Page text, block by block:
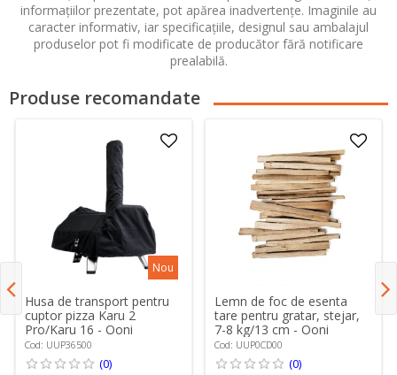
informațiilor prezentate, pot apărea inadvertențe. Imaginile au
caracter informativ, iar specificațiile, designul sau ambalajul
produselor pot fi modificate de producător fără notificare
prealabilă.
Produse recomandate
Nou
Husa de transport pentru
cuptor pizza Karu 2
Pro/Karu 16 - Ooni
Cod: UUP36500
(0)
Lemn de foc de esenta
tare pentru gratar, stejar,
7-8 kg/13 cm - Ooni
Cod: UUP0CD00
(0)